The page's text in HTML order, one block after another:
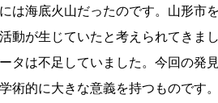
は海底火山だったのです。山形市
動が生じていたと考えられてきま
タは不足していました。今回の発
術的に大きな意義を持つものです。